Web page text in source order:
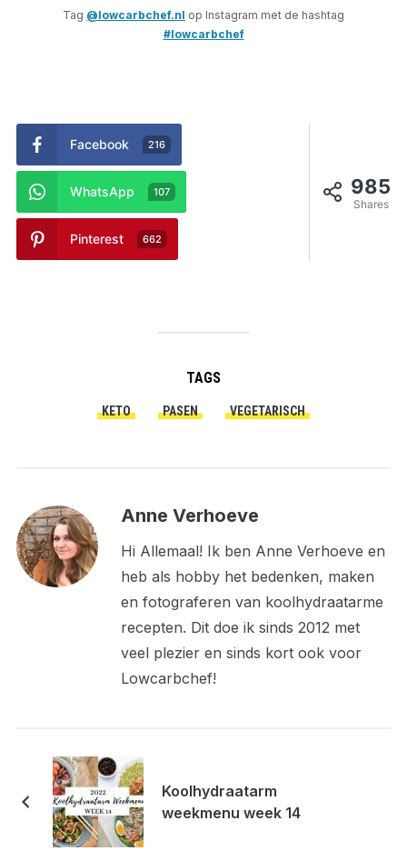
Tag @lowcarbchef.nl op Instagram met de hashtag
#lowcarbchef
985
Shares
Facebook 216
WhatsApp 107
Pinterest 662
TAGS
KETO PASEN VEGETARISCH
Anne Verhoeve
Hi Allemaal! Ik ben Anne Verhoeve en
heb als hobby het bedenken, maken
en fotograferen van koolhydraatarme
recepten. Dit doe ik sinds 2012 met
veel plezier en sinds kort ook voor
Lowcarbchef!
Koolhydraatarm
weekmenu week 14